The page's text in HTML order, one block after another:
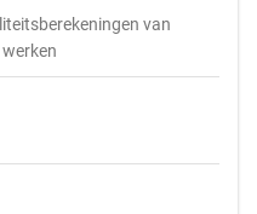
van